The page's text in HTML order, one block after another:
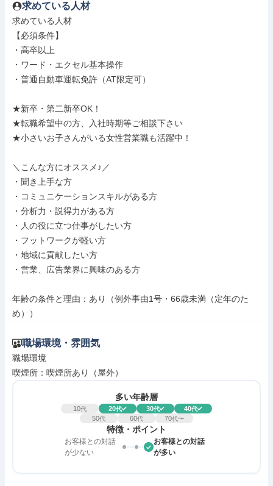
求めている人材
求めている人材
【必須条件】
・高卒以上
・ワード・エクセル基本操作
・普通自動車運転免許（AT限定可）
★新卒・第二新卒OK！
★転職希望中の方、入社時期等ご相談下さい
★小さいお子さんがいる女性営業職も活躍中！
＼こんな方にオススメ♪／
・聞き上手な方
・コミュニケーションスキルがある方
・分析力・説得力がある方
・人の役に立つ仕事がしたい方
・フットワークが軽い方
・地域に貢献したい方
・営業、広告業界に興味のある方
年齢の条件と理由：あり（例外事由1号・66歳未満（定年のた
め））
職場環境・雰囲気
職場環境
喫煙所：喫煙所あり（屋外）
多い年齢層
10代 20代 30代 40代
50代 60代 70代〜
特徴・ポイント
お客様との対話
が少ない
お客様との対話
が多い